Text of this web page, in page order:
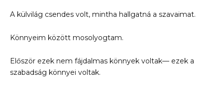
A külvilág csendes volt, mintha hallgatná a szavaimat.
Könnyeim között mosolyogtam.
Először ezek nem fájdalmas könnyek voltak— ezek a
szabadság könnyei voltak.